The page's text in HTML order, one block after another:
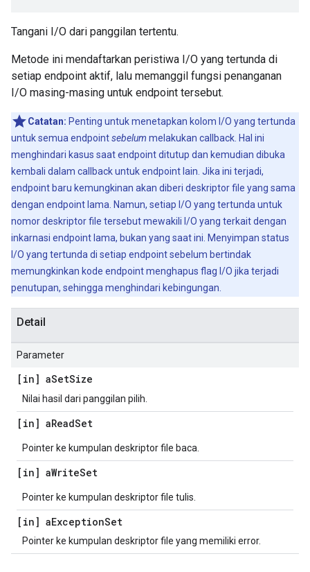
Tangani I/O dari panggilan tertentu.
Metode ini mendaftarkan peristiwa I/O yang tertunda di
setiap endpoint aktif, lalu memanggil fungsi penanganan
I/O masing-masing untuk endpoint tersebut.
Catatan: Penting untuk menetapkan kolom I/O yang tertunda
untuk semua endpointsebelum melakukan callback. Hal ini
menghindari kasus saat endpoint ditutup dan kemudian dibuka
kembali dalam callback untuk endpoint lain. Jika ini terjadi,
endpoint baru kemungkinan akan diberi deskriptor file yang sama
dengan endpoint lama. Namun, setiap I/O yang tertunda untuk
nomor deskriptor file tersebut mewakili I/O yang terkait dengan
inkarnasi endpoint lama, bukan yang saat ini. Menyimpan status
I/O yang tertunda di setiap endpoint sebelum bertindak
memungkinkan kode endpoint menghapus flag I/O jika terjadi
penutupan, sehingga menghindari kebingungan.
Detail
Parameter
[in] aSetSize
Nilai hasil dari panggilan pilih.
[in] aReadSet
Pointer ke kumpulan deskriptor file baca.
[in] aWriteSet
Pointer ke kumpulan deskriptor file tulis.
[in] aExceptionSet
Pointer ke kumpulan deskriptor file yang memiliki error.